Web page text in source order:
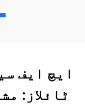
ایچ ایف
ٹائلاز: